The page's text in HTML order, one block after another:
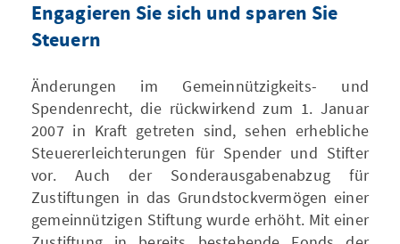
Engagieren Sie sich und sparen Sie
Steuern
Änderungen im Gemeinnützigkeits- und
Spendenrecht, die rückwirkend zum 1. Januar
2007 in Kraft getreten sind, sehen erhebliche
Steuererleichterungen für Spender und Stifter
vor. Auch der Sonderausgabenabzug für
Zustiftungen in das Grundstockvermögen einer
gemeinnützigen Stiftung wurde erhöht. Mit einer